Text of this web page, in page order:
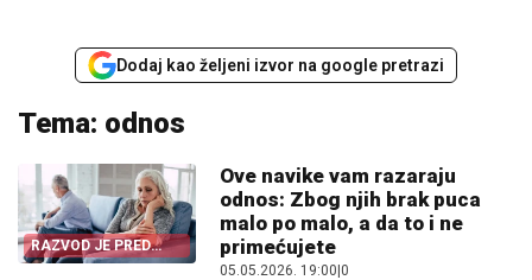
Dodaj kao željeni izvor na google pretrazi
Tema: odnos
RAZVOD JE PRED
VRATIMA
Ove navike vam razaraju
odnos: Zbog njih brak puca
malo po malo, a da to i ne
primećujete
05.05.2026. 19:00 0